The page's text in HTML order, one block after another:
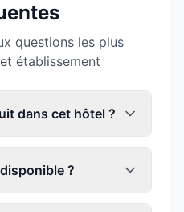
questions les plus
établissement
dans cet hôtel ?
?